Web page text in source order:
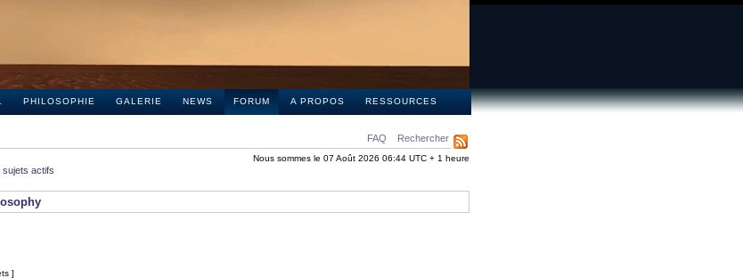
PHILOSOPHIE GALERIE NEWS FORUM A PROPOS RESSOURCES
FAQ Rechercher
Nous sommes le 07 Août 2026 06:44 UTC + 1 heure
sujets actifs
]